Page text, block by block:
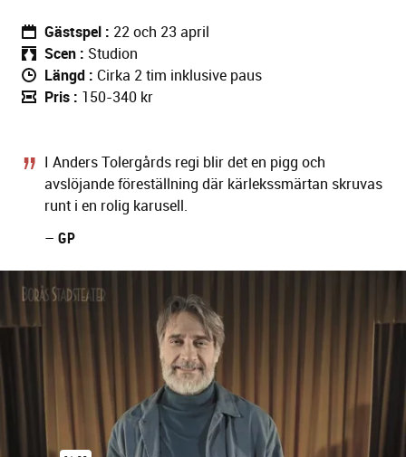
Gästspel
22 och 23 april
Scen
Studion
Längd
Cirka 2 tim inklusive paus
Pris
150-340 kr
I Anders Tolergårds regi blir det en pigg och
avslöjande föreställning där kärlekssmärtan skruvas
runt i en rolig karusell.
– GP